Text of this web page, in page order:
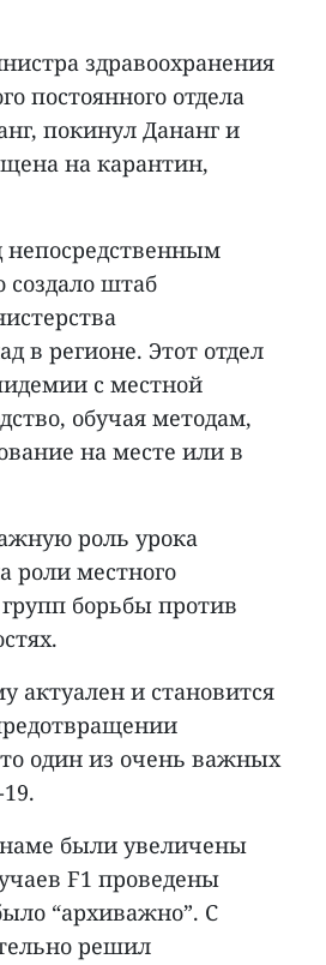
здравоохранения
постоянного отдела
покинул Дананг и
на карантин,
непосредственным
штаб
в регионе. Этот отдел
с местной
обучая методам,
на месте или в
роль урока
роли местного
борьбы против
актуален и становится
один из очень важных
были увеличены
F1 проведены
“архиважно”. С
решил